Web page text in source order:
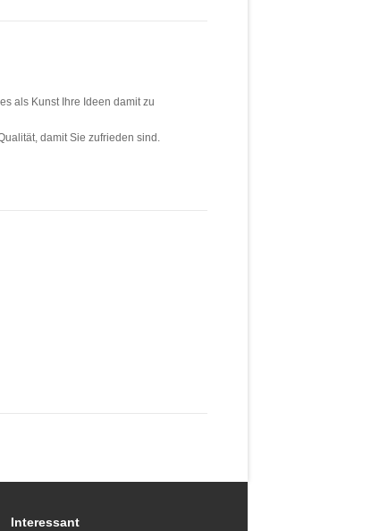
als Kunst Ihre Ideen damit zu
damit Sie zufrieden sind.
Interessant